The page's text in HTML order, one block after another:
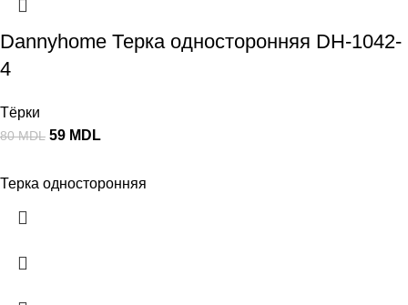
Dannyhome Терка односторонняя DH-1042-
4
Тёрки
80MDL 59 MDL
Терка односторонняя